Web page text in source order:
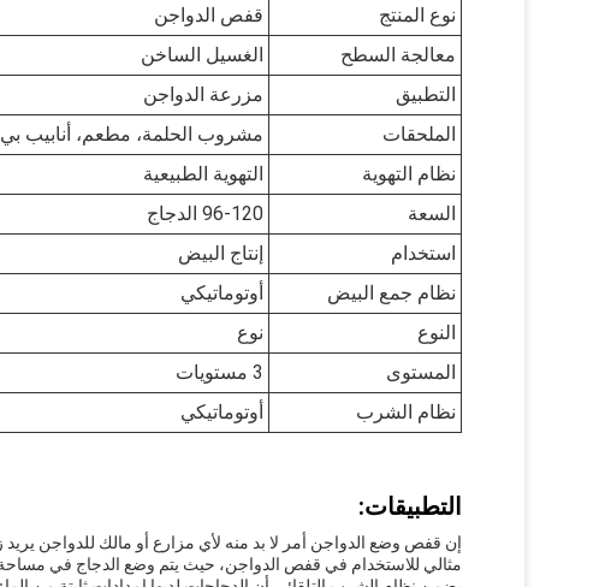
نوع المنتج
قفص الدواجن
معالجة السطح
الغسيل الساخن
التطبيق
مزرعة الدواجن
الملحقات
مشروب الحلمة، مطعم، أنابيب
نظام التهوية
التهوية الطبيعية
السعة
96-120 الدجاج
استخدام
إنتاج البيض
نظام جمع البيض
أوتوماتيكي
النوع
نوع
المستوى
3 مستويات
نظام الشرب
أوتوماتيكي
التطبيقات:
إن قفص وضع الدواجن أمر لا بد منه لأي مزارع أو مالك للدواجن يريد
مثالي للاستخدام في قفص الدواجن، حيث يتم وضع الدجاج في